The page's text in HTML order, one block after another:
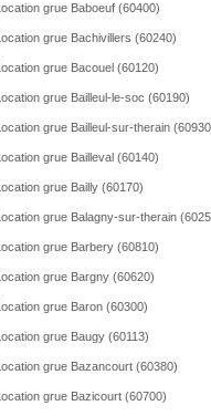
grue Baboeuf (60400)
grue Bachivillers (60240)
grue Bacouel (60120)
grue Bailleul-le-soc (60190)
grue Bailleul-sur-therain
grue Bailleval (60140)
grue Bailly (60170)
grue Balagny-sur-therain
grue Barbery (60810)
grue Bargny (60620)
grue Baron (60300)
grue Baugy (60113)
grue Bazancourt (60380)
grue Bazicourt (60700)